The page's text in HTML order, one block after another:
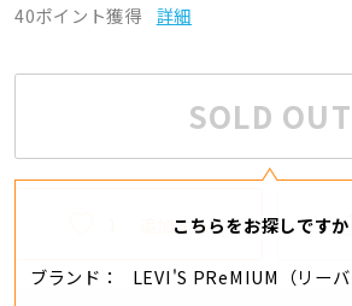
40ポイント獲得
詳細
SOLD OUT
こちらをお探しですか
ブランド
LEVI'S PReMIUM（リーバ
追加する